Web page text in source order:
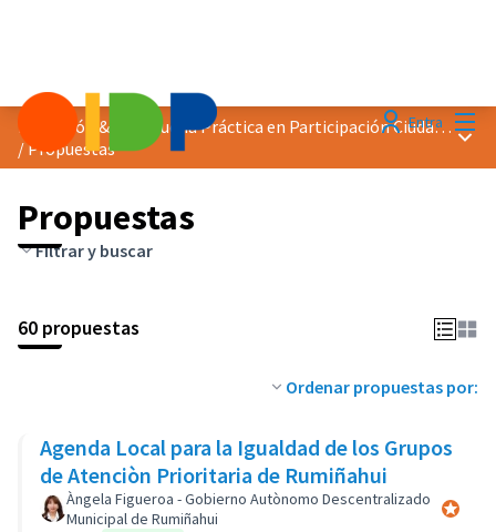
EntraDistinción &quot;Buena Práctica en Participación Ciudadana&quot; 2018
/Propuestas
Propuestas
Filtrar y buscar
60 propuestas
Ordenar propuestas por:
Agenda Local para la Igualdad de los Grupos
de Atenciòn Prioritaria de Rumiñahui
Àngela Figueroa - Gobierno Autònomo Descentralizado
Municipal de Rumiñahui